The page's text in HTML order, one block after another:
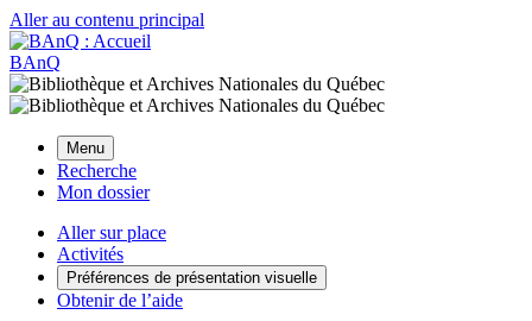
Aller au contenu principal
BAnQ
Menu
Recherche
Mon dossier
Aller sur place
Activités
Préférences de présentation visuelle
Obtenir de l’aide